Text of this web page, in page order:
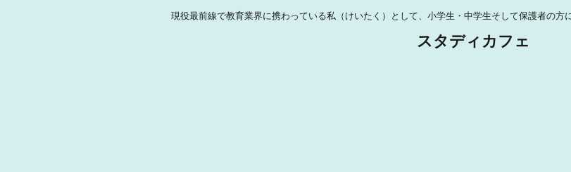
現役最前線で教育業界に携わっている私（けいたく）として、小学生・中学生そして保護者の方
スタディカフェ